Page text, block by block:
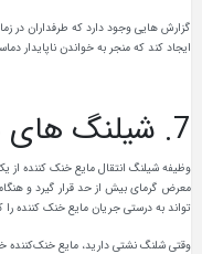
گزارش هایی وجود دارد که طرفداران در
ایجاد کند که منجر به خواندن ناپایدار
7. شیلنگ های شکسته
وظیفه شیلنگ انتقال مایع خنک کننده از
معرض گرمای بیش از حد قرار گیرد و
تواند به درستی جریان مایع خنک کننده
وقتی شلنگ نشتی دارید، مایع خنک‌کننده